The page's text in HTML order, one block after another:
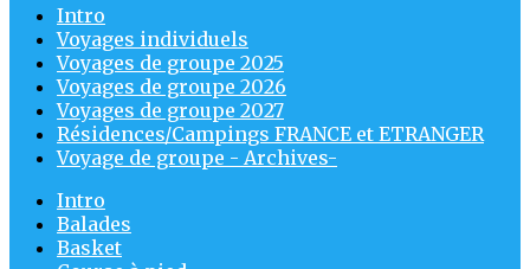
Intro
Voyages individuels
Voyages de groupe 2025
Voyages de groupe 2026
Voyages de groupe 2027
Résidences/Campings FRANCE et ETRANGER
Voyage de groupe - Archives-
Intro
Balades
Basket